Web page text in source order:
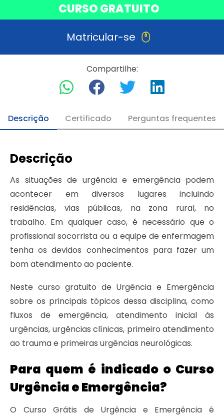
CURSO GRATUITO
Matricular-se
Compartilhe:
Descrição Certificado Perguntas frequentes
Descrição
As situações de urgência e emergência podem
acontecer em diversos lugares incluindo
residências, vias públicas, na zona rural, no
trabalho. Em qualquer caso, é necessário que o
profissional socorrista ou a equipe de enfermagem
tenha os devidos conhecimentos para fazer um
bom atendimento ao paciente.
Neste curso gratuito de Urgência e Emergência
sobre os principais tópicos dessa disciplina, como
fluxos de emergência, atendimento inicial às
urgências, urgências clínicas, primeiro atendimento
ao trauma e primeiras urgências neurológicas.
Para quem é indicado o Curso
Urgência e Emergência?
O Curso Grátis de Urgência e Emergência é